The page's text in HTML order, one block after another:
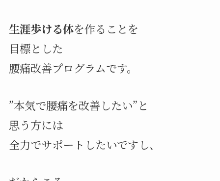
生涯歩ける体を作ることを
目標とした
腰痛改善プログラムです。
”本気で腰痛を改善したい”と
思う方には
全力でサポートしたいですし、